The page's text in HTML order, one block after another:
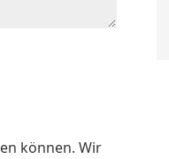
können. Wir